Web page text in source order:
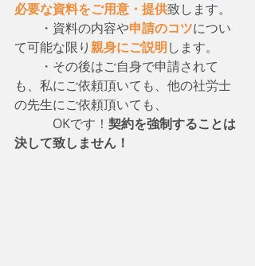
必要な資料をご用意・提供致します。
・資料の内容や申請のコツについ
て可能な限り親身にご説明します。
・その後はご自身で申請されて
も、私にご依頼頂いても、他の社労士
の先生にご依頼頂いても、
OKです！ 契約を強制することは
決して致しません！